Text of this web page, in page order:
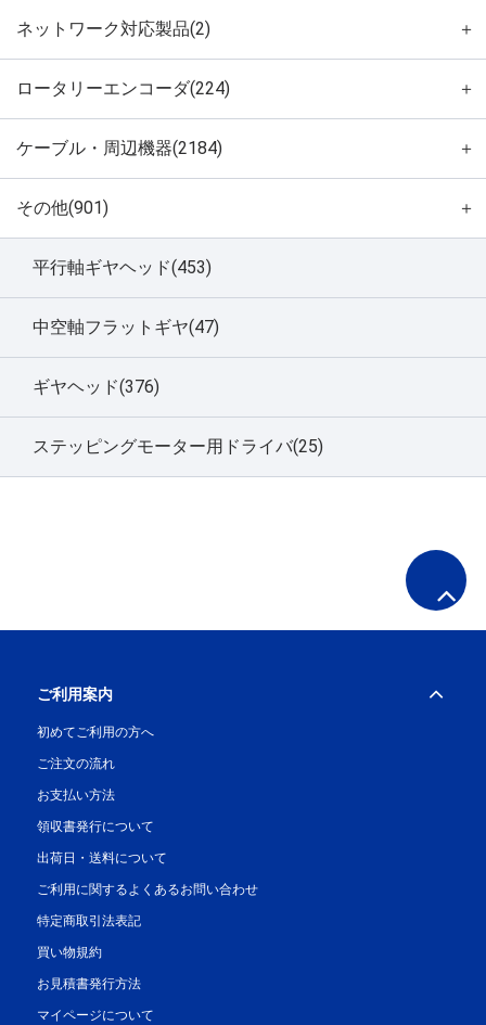
ネットワーク対応製品(2) ＋
ロータリーエンコーダ(224) ＋
ケーブル・周辺機器(2184) ＋
その他(901) ＋
平行軸ギヤヘッド(453)
中空軸フラットギヤ(47)
ギヤヘッド(376)
ステッピングモーター用ドライバ(25)
ご利用案内
初めてご利用の方へ
ご注文の流れ
お支払い方法
領収書発行について
出荷日・送料について
ご利用に関するよくあるお問い合わせ
特定商取引法表記
買い物規約
お見積書発行方法
マイページについて